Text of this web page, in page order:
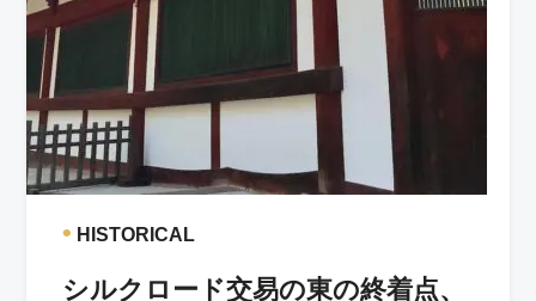
• HISTORICAL
シルクロード交易の東の終着点、